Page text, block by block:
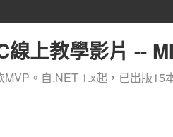
上教學影片 --
。自.NET 1.x起，已出版